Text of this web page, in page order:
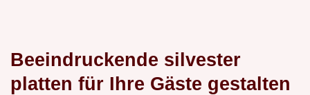
Beeindruckende silvester
platten für Ihre Gäste gestalten